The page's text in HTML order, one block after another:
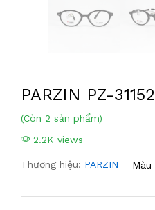
PARZIN PZ-31152
(Còn 2 sản phẩm)
2.2K views
Thương hiệu: PARZIN Màu